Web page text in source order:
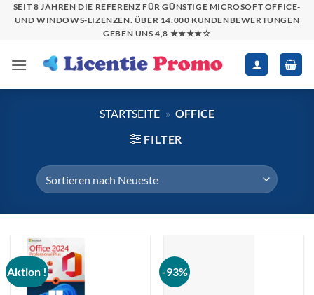
Zum
Inhalt
SEIT 8 JAHREN DIE REFERENZ FÜR GÜNSTIGE MICROSOFT OFFICE-
UND WINDOWS-LIZENZEN. ÜBER 14.000 KUNDENBEWERTUNGEN
GEBEN UNS 4,8 ★★★★☆
STARTSEITE » OFFICE
FILTER
Aktion ! -93%